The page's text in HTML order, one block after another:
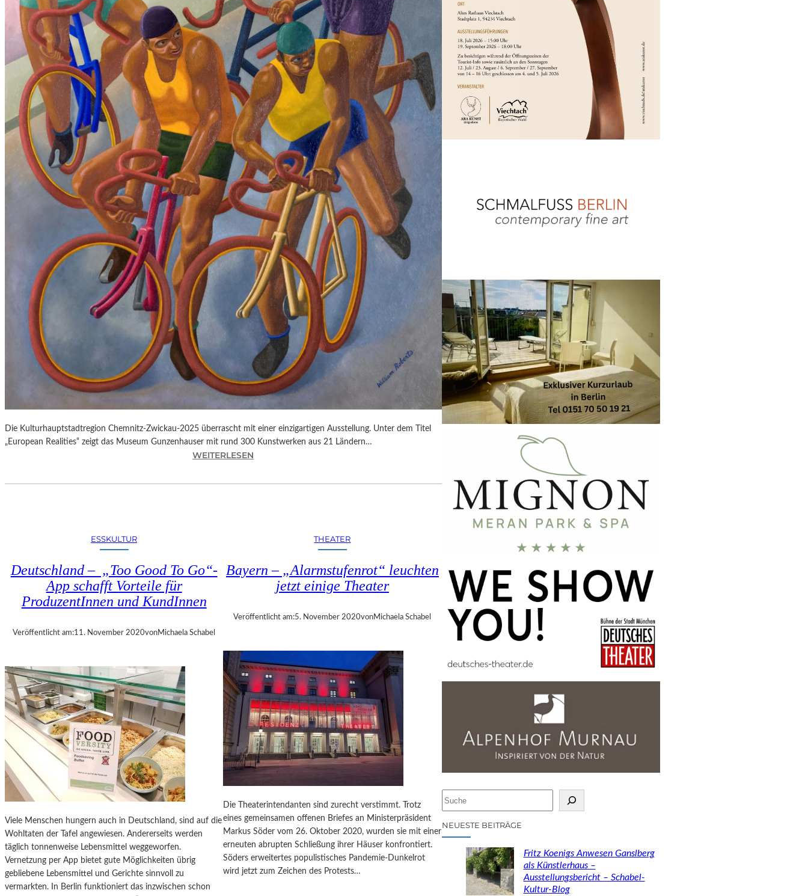
F
Ü
R
F
E
R
E
N
H
Ä
U
S
E
R
?
Die Kulturhauptstadtregion Chemnitz-Zwickau-2025 überrascht mit einer einzigartigen Ausstellung. Unter dem Titel
„European Realities“ zeigt das Museum Gunzenhauser mit rund 300 Kunstwerken aus 21 Ländern…
WEITERLESEN
U
U
S
D
T
R
E
G
I
O
N
C
H
E
M
I
-
ESSKULTUR
Deutschland – „Too Good To Go“-
App schafft Vorteile für
ProduzentInnen und KundInnen
Veröffentlicht am:11. November 2020vonMichaela Schabel
Viele Menschen hungern auch in Deutschland, sind auf die
Wohltaten der Tafel angewiesen. Andererseits werden
täglich tonnenweise Lebensmittel weggeworfen.
Vernetzung per App bietet gute Möglichkeiten übrig
gebliebene Lebensmittel und Gerichte sinnvoll zu
vermarkten. In Berlin funktioniert das inzwischen schon
THEATER
Bayern – „Alarmstufenrot“ leuchten
jetzt einige Theater
Veröffentlicht am:5. November 2020vonMichaela Schabel
Die Theaterintendanten sind zurecht verstimmt. Trotz
eines gemeinsamen offenen Briefes an Ministerpräsident
Markus Söder vom 26. Oktober 2020, wurden sie mit einer
erneuten abrupten Schließung ihrer Häuser konfrontiert.
Söders erweitertes populistisches Pandemie-Dunkelrot
wird jetzt zum Zeichen des Protests…
S
u
c
h
NEUESTE BEITRÄGE
Fritz Koenigs Anwesen Ganslberg
als Künstlerhaus –
Ausstellungsbericht – Schabel-
Kultur-Blog